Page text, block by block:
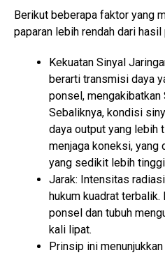
Berikut beberapa faktor yang
paparan lebih rendah dari hasil
Kekuatan Sinyal
berarti transmisi daya
ponsel, mengakibatkan
Sebaliknya, kondisi
daya output yang lebih
menjaga koneksi, yang
yang sedikit lebih
Jarak: Intensitas
hukum kuadrat terbalik.
ponsel dan tubuh
kali lipat.
Prinsip ini